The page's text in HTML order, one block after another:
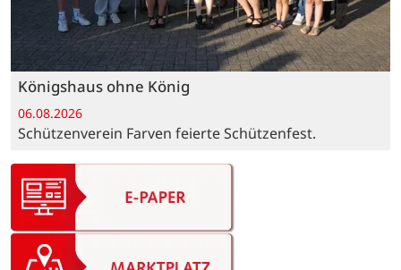
Königshaus ohne König
06.08.2026
Schützenverein Farven feierte Schützenfest.